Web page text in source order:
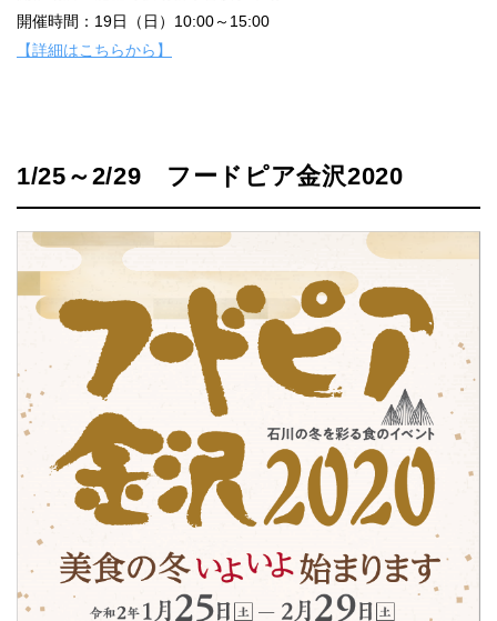
開催時間：19日（日）10:00～15:00
【詳細はこちらから】
1/25～2/29 フードピア金沢2020